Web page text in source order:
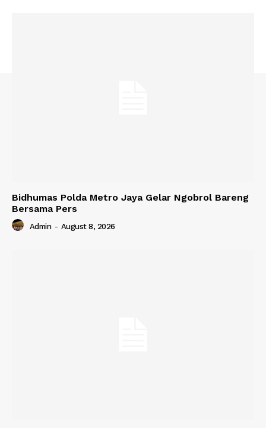
Bidhumas Polda Metro Jaya Gelar Ngobrol Bareng
Bersama Pers
Admin - August 8, 2026